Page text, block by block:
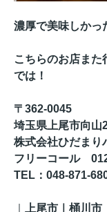
濃厚で美味しかっ
こちらのお店また
では！
〒362-0045
埼玉県上尾市向山
株式会社ひだま
フリーコール
TEL ：048-871-
上尾市｜桶川